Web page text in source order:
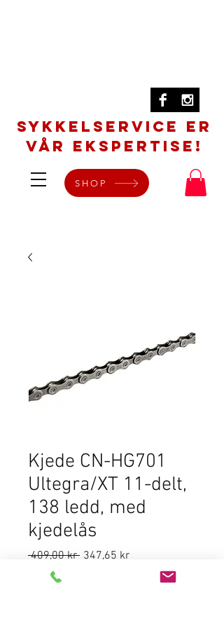
SYKKELSERVICE er
vår ekspertise!
SHOP
Kjede CN-HG701
Ultegra/XT 11-delt,
138 ledd, med
kjedelås
409,00 kr Regular
347,65 krSale
Quantity